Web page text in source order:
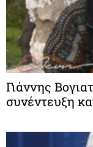
Γιάννης
συνέντευξη